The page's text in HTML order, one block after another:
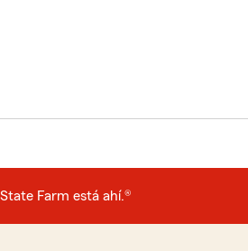
Farm está ahí.®